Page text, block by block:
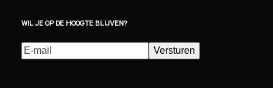
WIL JE OP DE HOOGTE BLIJVEN?
E-
mailadres(Vereist)
Versturen